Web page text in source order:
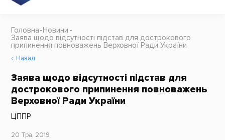
Головна Новини
Заява щодо відсутності підстав для дострокового
припинення повноважень Верховної Ради України
Назад
Заява щодо відсутності підстав для
дострокового припинення повноважень
Верховної Ради України
ЦППР
20 Тра, 2019